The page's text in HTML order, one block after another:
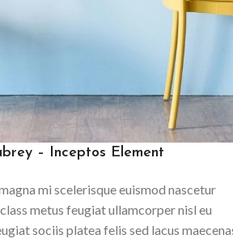
– Inceptos Element
mi scelerisque euismod nascetur
metus feugiat ullamcorper nisl eu
sociis platea felis sed lacus